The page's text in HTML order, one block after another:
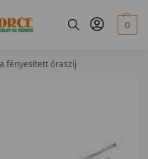
0
fényesített óraszíj